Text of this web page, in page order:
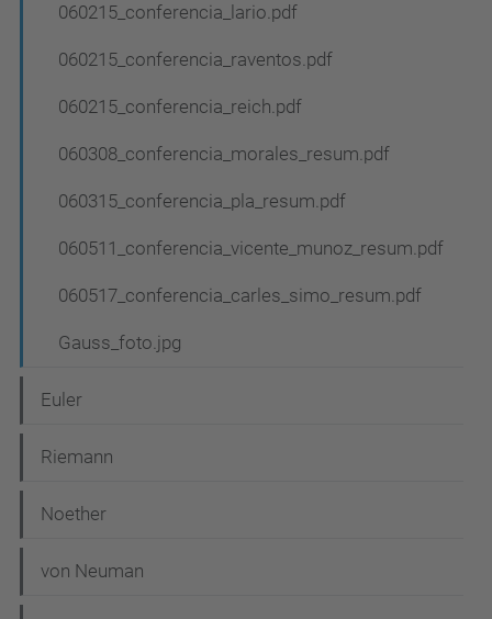
060215_conferencia_lario.pdf
060215_conferencia_raventos.pdf
060215_conferencia_reich.pdf
060308_conferencia_morales_resum.pdf
060315_conferencia_pla_resum.pdf
060511_conferencia_vicente_munoz_resum.pdf
060517_conferencia_carles_simo_resum.pdf
Gauss_foto.jpg
Euler
Riemann
Noether
von Neuman